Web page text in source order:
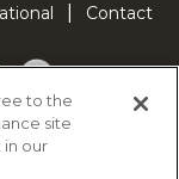
Contact
PinterestTikTok
to the
site
in our